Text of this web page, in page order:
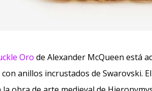
Oro de Alexander McQueen está
anillos incrustados de Swarovski.